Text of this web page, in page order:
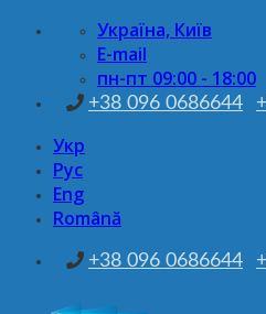
Skip
Україна, Київ
E-mail
пн-пт 09:00 - 18:00
+38 096 0686644
Укр
Рус
Eng
Română
+38 096 0686644